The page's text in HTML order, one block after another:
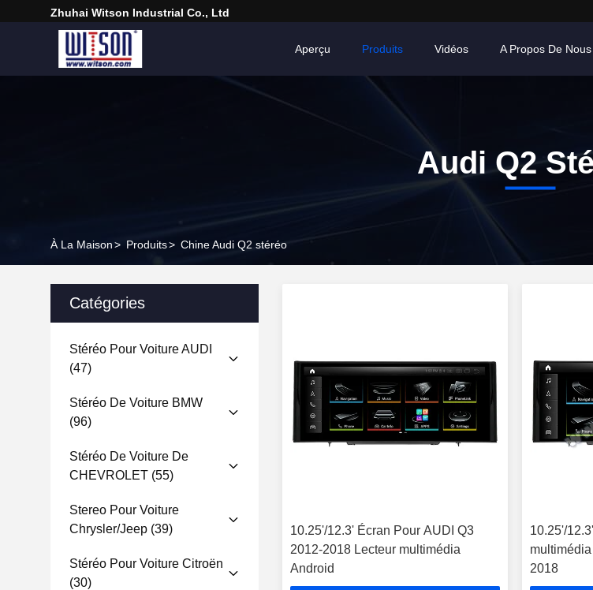
Zhuhai Witson Industrial Co., Ltd
Aperçu Produits Vidéos A Propos De Nous
Audi Q2
À La Maison> Produits> Chine Audi Q2 stéréo
Catégories
Stéréo Pour Voiture AUDI
(47)
Stéréo De Voiture BMW
(96)
Stéréo De Voiture De
CHEVROLET (55)
Stereo Pour Voiture
Chrysler/Jeep (39)
Stéréo Pour Voiture Citroën
(30)
10.25'/12.3' Écran Pour AUDI Q3
2012-2018 Lecteur multimédia
Android
10.25'/
2018